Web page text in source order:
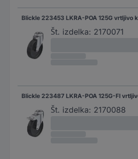
Št. izdelka: 2170071
Št. izdelka: 2170088